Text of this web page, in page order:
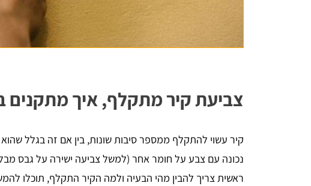
צביעת קיר מתקלף, איך מתקנים
קיר עשוי להתקלף ממספר סיבות שונות, בין אם זה בגלל
נכונה עם צבע על חומר אחר (למשל צביעה ישירה על גבס
ראשית צריך להבין מהי הבעיה ולמה הקיר התקלף, תוכלו
יניב לורן
השארתי פרטים באתר, חזרו אליי בתוך כמה
למצוא את קבלן השיפוצים שאני צריך, תודה -
שירות מעולה